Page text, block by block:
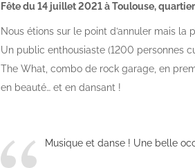
Fête du 14 juillet 2021 à Toulouse,
Nous étions sur le point d’annuler mais la
Un public enthousiaste (1200 personnes
The What, combo de rock garage, en
en beauté… et en dansant !
Musique et danse ! Une belle